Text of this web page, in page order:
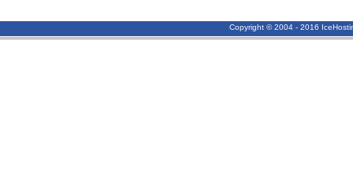
Copyright © 2004 - 2016